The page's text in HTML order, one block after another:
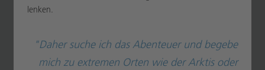
lenken.
"Daher suche ich das Abenteuer und begebe
mich zu extremen Orten wie der Arktis oder